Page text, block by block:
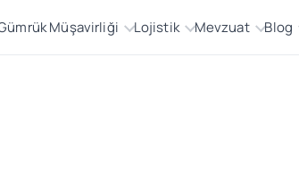
Müşavirliği Lojistik Mevzuat Blog